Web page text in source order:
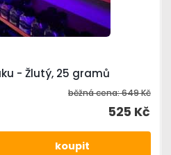
- Žlutý, 25 gramů
běžná cena:649 Kč
525 Kč